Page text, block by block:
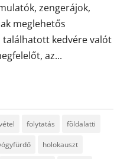
zengerájok,
meglehetős
kedvére valót
az...
folytatás földalatti
holokauszt